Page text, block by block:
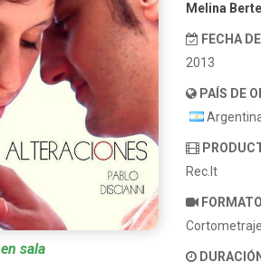
sala
Melina
FECHA
2013
PAÍS DE
Rec.It